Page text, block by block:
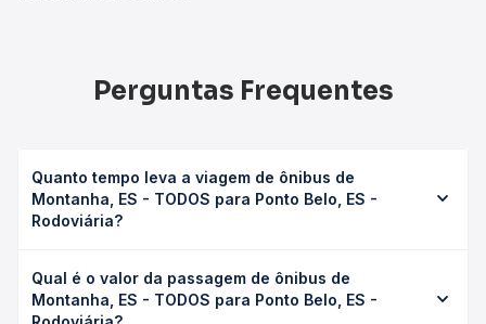
Perguntas Frequentes
Quanto tempo leva a viagem de ônibus de
Montanha, ES - TODOS para Ponto Belo, ES -
Rodoviária?
Belo, ES - Rodoviária leva em média 0 horas, podendo
variar conforme a viação, o tipo de serviço (convencional,
Qual é o valor da passagem de ônibus de
Montanha, ES - TODOS para Ponto Belo, ES -